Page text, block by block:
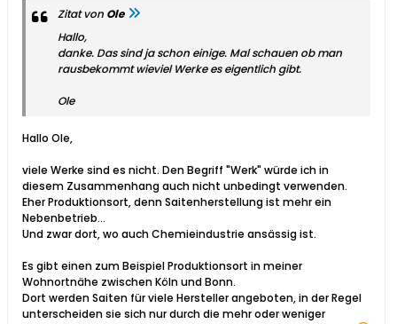
Zitat von Ole
Hallo,
danke. Das sind ja schon einige. Mal schauen ob man
rausbekommt wieviel Werke es eigentlich gibt.
Ole
Hallo Ole,
viele Werke sind es nicht. Den Begriff "Werk" würde ich in
diesem Zusammenhang auch nicht unbedingt verwenden.
Eher Produktionsort, denn Saitenherstellung ist mehr ein
Nebenbetrieb...
Und zwar dort, wo auch Chemieindustrie ansässig ist.
Es gibt einen zum Beispiel Produktionsort in meiner
Wohnortnähe zwischen Köln und Bonn.
Dort werden Saiten für viele Hersteller angeboten, in der Regel
unterscheiden sie sich nur durch die mehr oder weniger